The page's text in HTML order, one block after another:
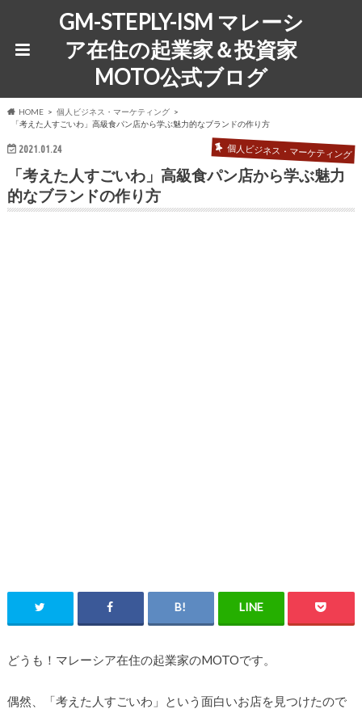
GM-STEPLY-ISM マレーシ
ア在住の起業家＆投資家
MOTO公式ブログ
HOME
個人ビジネス・マーケティング
「考えた人すごいわ」高級食パン店から学ぶ魅力的なブランドの作り方
2021.01.24 個人ビジネス・マーケティング
「考えた人すごいわ」高級食パン店から学ぶ魅力
的なブランドの作り方
どうも！マレーシア在住の起業家のMOTOです。
偶然、「考えた人すごいわ」という面白いお店を見つけたので